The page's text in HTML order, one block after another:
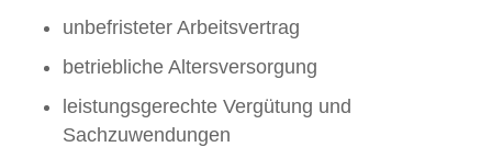
unbefristeter Arbeitsvertrag
betriebliche Altersversorgung
leistungsgerechte Vergütung und
Sachzuwendungen